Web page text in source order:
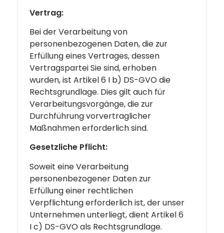
Vertrag:
Bei der Verarbeitung von
personenbezogenen Daten, die zur
Erfüllung eines Vertrages, dessen
Vertragspartei Sie sind, erhoben
wurden, ist Artikel 6 I b) DS-GVO die
Rechtsgrundlage. Dies gilt auch für
Verarbeitungsvorgänge, die zur
Durchführung vorvertraglicher
Maßnahmen erforderlich sind.
Gesetzliche Pflicht:
Soweit eine Verarbeitung
personenbezogener Daten zur
Erfüllung einer rechtlichen
Verpflichtung erforderlich ist, der unser
Unternehmen unterliegt, dient Artikel 6
I c) DS-GVO als Rechtsgrundlage.